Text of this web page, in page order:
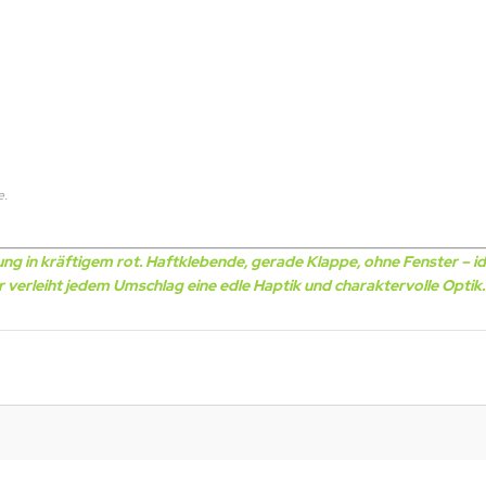
in kräftigem rot. Haftklebende, gerade Klappe, ohne Fenster –
verleiht jedem Umschlag eine edle Haptik und charaktervolle Optik.